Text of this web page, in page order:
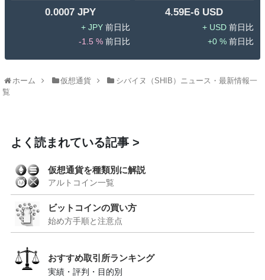
続きを見る
0.0007 JPY
JPY
-1.5 %
4.59E-6 USD
USD
0 %
ホーム 仮想通貨
シバイヌ（SHIB）ニュース・最新情報一
覧
よく読まれている記事
仮想通貨を種類別に解説
アルトコイン一覧
ビットコインの買い方
始め方手順と注意点
おすすめ取引所ランキング
実績・評判・目的別